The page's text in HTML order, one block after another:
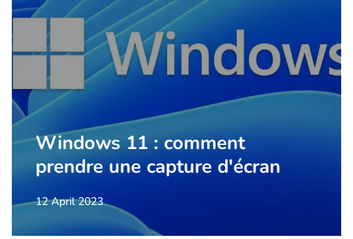
Windows 11 : comment
prendre une capture d'écran
12 April 2023